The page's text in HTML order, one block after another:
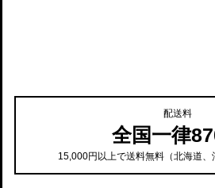
配送料
全国一律
15,000円以上で送料無料（北海道、